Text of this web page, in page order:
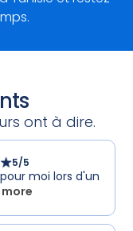
ont à dire.
5/5
moi lors d'un
more